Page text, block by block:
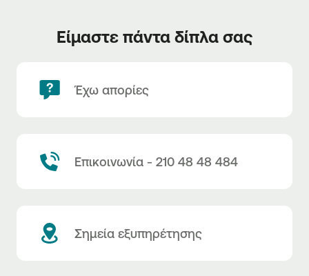
Είμαστε πάντα δίπλα σας
Έχω απορίες
Επικοινωνία - 210 48 48 484
Σημεία εξυπηρέτησης